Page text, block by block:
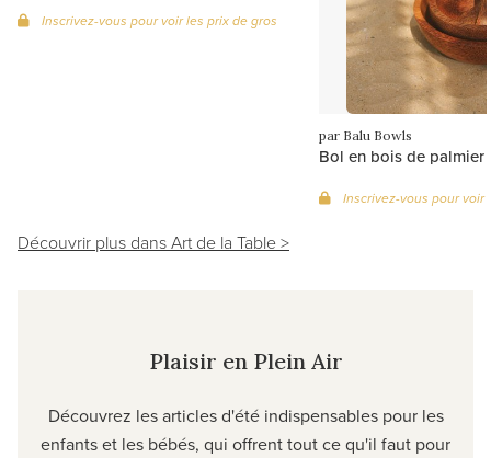
Inscrivez-vous pour voir les prix de gros
par Balu Bowls
Bol en bois de palmier
Inscrivez-vous pour voir
Découvrir plus dans Art de la Table >
Plaisir en Plein Air
Découvrez les articles d'été indispensables pour les
enfants et les bébés, qui offrent tout ce qu'il faut pour